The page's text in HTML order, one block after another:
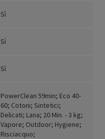
Sì
Sì
Sì
PowerClean 59min; Eco 40-
60; Cotoni; Sintetici;
Delicati; Lana; 20 Min. - 3 kg;
Vapore; Outdoor; Hygiene;
Risciacquo;